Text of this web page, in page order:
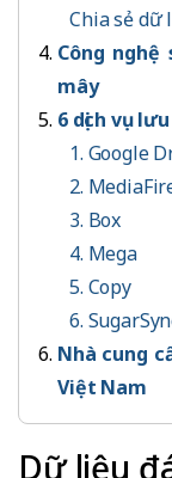
Chia sẻ dữ
Công
mây
6 dịch vụ
1. Google
2.
3. Box
4. Mega
5. Copy
6.
Nhà cung
Việt Nam
Dữ liệu